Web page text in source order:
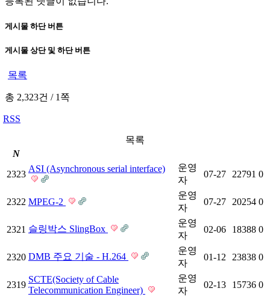
게시물 하단 버튼
게시물 상단 및 하단 버튼
목록
총 2,323건 /1쪽
RSS
목록
N
2323
ASI (Asynchronous serial interface)
운영
자
07-27 22791 0
2322 MPEG-2
운영
자
07-27 20254 0
2321 슬링박스 SlingBox
운영
자
02-06 18388 0
2320 DMB 주요 기술 - H.264
운영
자
01-12 23838 0
2319
SCTE(Society of Cable
Telecommunication Engineer)
운영
자
02-13 15736 0